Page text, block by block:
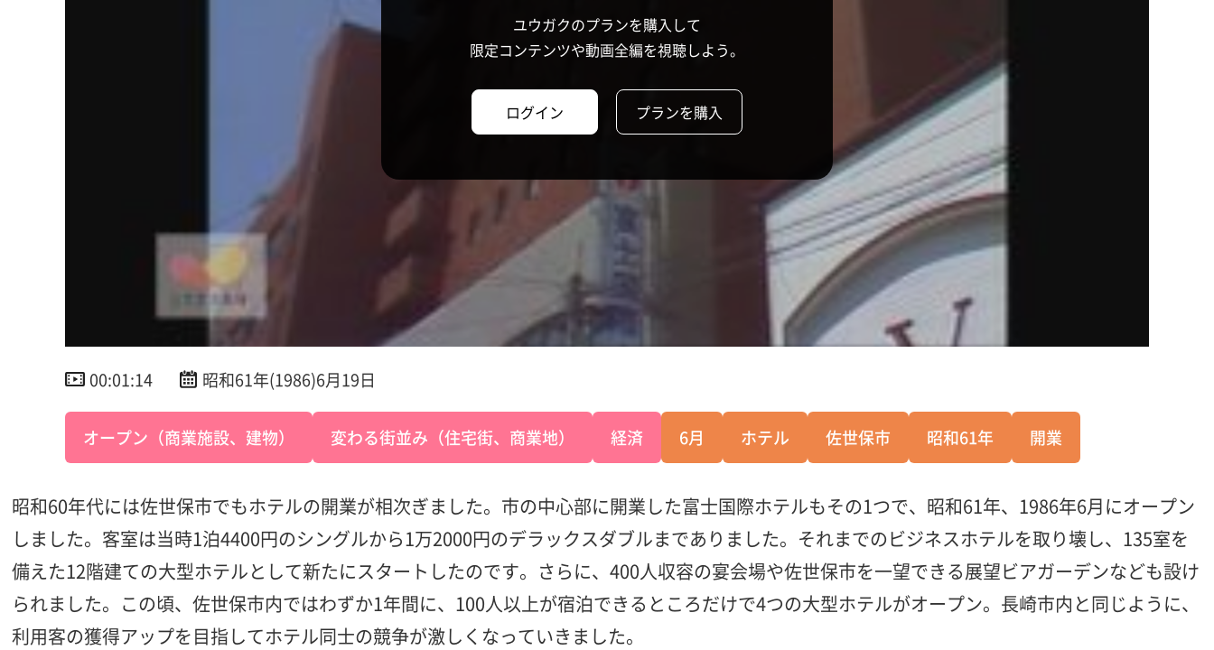
ユウガクのプランを購入して
限定コンテンツや動画全編を視聴しよう。
ログイン プランを購入
00:01:14 昭和61年(1986)6月19日
オープン（商業施設、建物） 変わる街並み（住宅街、商業地） 経済 6月 ホテル 佐世保市 昭和61年 開業
昭和60年代には佐世保市でもホテルの開業が相次ぎました。市の中心部に開業した富士国際ホテルもその1つで、昭和61年、1986年6月にオープン
しました。客室は当時1泊4400円のシングルから1万2000円のデラックスダブルまでありました。それまでのビジネスホテルを取り壊し、135室を
備えた12階建ての大型ホテルとして新たにスタートしたのです。さらに、400人収容の宴会場や佐世保市を一望できる展望ビアガーデンなども設け
られました。この頃、佐世保市内ではわずか1年間に、100人以上が宿泊できるところだけで4つの大型ホテルがオープン。長崎市内と同じように、
利用客の獲得アップを目指してホテル同士の競争が激しくなっていきました。